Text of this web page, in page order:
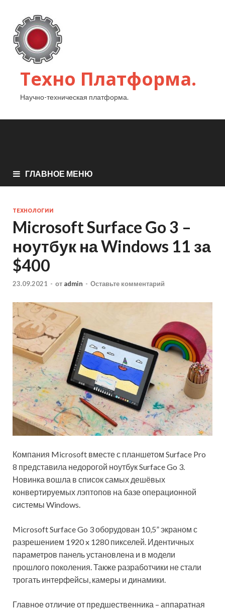
Техно Платформа.
Научно-техническая платформа.
ГЛАВНОЕ МЕНЮ
ТЕХНОЛОГИИ
Microsoft Surface Go 3 –
ноутбук на Windows 11 за
$400
23.09.2021 - от admin - Оставьте комментарий
Компания Microsoft вместе с планшетом Surface Pro
8 представила недорогой ноутбук Surface Go 3.
Новинка вошла в список самых дешёвых
конвертируемых лэптопов на базе операционной
системы Windows.
Microsoft Surface Go 3 оборудован 10,5” экраном с
разрешением 1920 x 1280 пикселей. Идентичных
параметров панель установлена и в модели
прошлого поколения. Также разработчики не стали
трогать интерфейсы, камеры и динамики.
Главное отличие от предшественника – аппаратная